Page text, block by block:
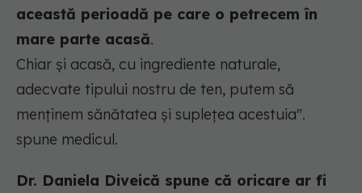
această perioadă pe care o petrecem în
mare parte acasă.
Chiar și acasă, cu ingrediente naturale,
adecvate tipului nostru de ten, putem să
menținem sănătatea și suplețea acestuia".
spune medicul.
Dr. Daniela Diveică spune că oricare ar fi